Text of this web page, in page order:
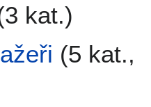
kat.)
(5 kat.,